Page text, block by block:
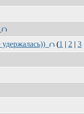
(1 | 2 | 3